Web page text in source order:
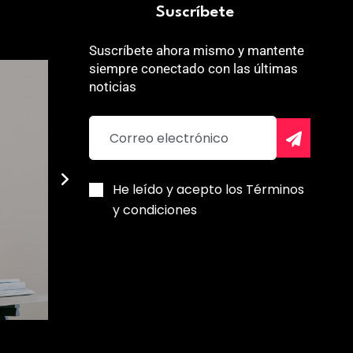
Suscríbete
Suscríbete ahora mismo y mantente
siempre conectado con las últimas
noticias
He leído y acepto los Términos
y condiciones